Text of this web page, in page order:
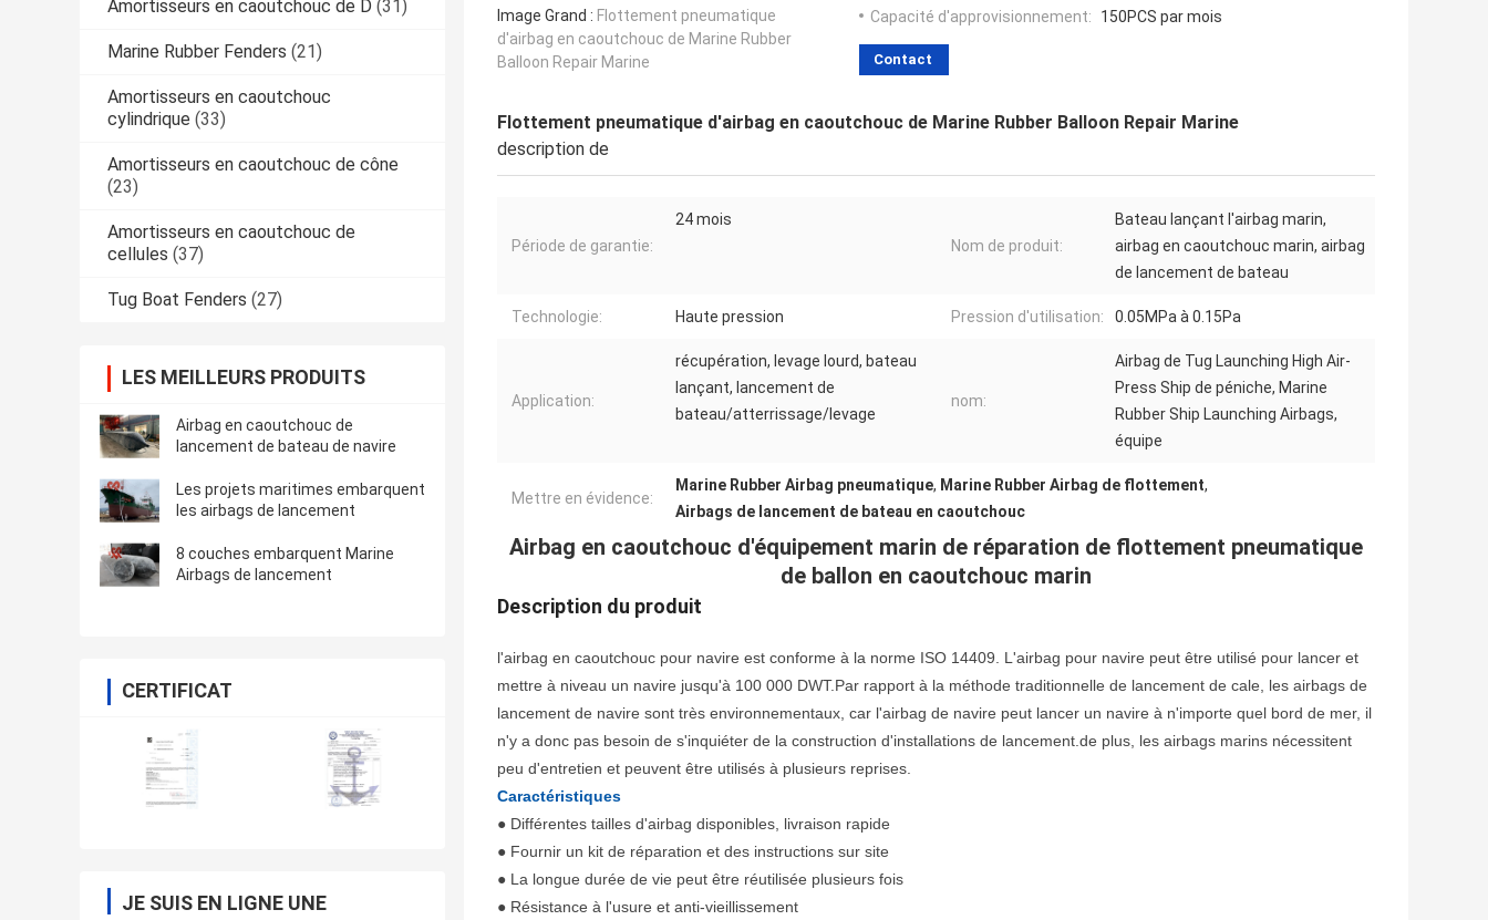
Amortisseurs en caoutchouc de D (31)
Marine Rubber Fenders (21)
Amortisseurs en caoutchouc
cylindrique (33)
Amortisseurs en caoutchouc de cône
(23)
Amortisseurs en caoutchouc de
cellules (37)
Tug Boat Fenders (27)
LES MEILLEURS PRODUITS
Airbag en caoutchouc de
lancement de bateau de navire
Les projets maritimes embarquent
les airbags de lancement
8 couches embarquent Marine
Airbags de lancement
CERTIFICAT
JE SUIS EN LIGNE UNE
Image Grand : Flottement pneumatique
d'airbag en caoutchouc de Marine Rubber
Balloon Repair Marine
Capacité d'approvisionnement:
150PCS par mois
Contact
Flottement pneumatique d'airbag en caoutchouc de Marine Rubber Balloon Repair Marine
description de
Période de garantie:
24 mois
Nom de produit:
Bateau lançant l'airbag marin,
airbag en caoutchouc marin, airbag
de lancement de bateau
Technologie: Haute pression Pression d'utilisation: 0.05MPa à 0.15Pa
Application:
récupération, levage lourd, bateau
lançant, lancement de
bateau/atterrissage/levage
nom:
Airbag de Tug Launching High Air-
Press Ship de péniche, Marine
Rubber Ship Launching Airbags,
équipe
Mettre en évidence:
Marine Rubber Airbag pneumatique, Marine Rubber Airbag de flottement,
Airbags de lancement de bateau en caoutchouc
Airbag en caoutchouc d'équipement marin de réparation de flottement pneumatique
de ballon en caoutchouc marin
Description du produit
l'airbag en caoutchouc pour navire est conforme à la norme ISO 14409. L'airbag pour navire peut être utilisé pour lancer et
mettre à niveau un navire jusqu'à 100 000 DWT.Par rapport à la méthode traditionnelle de lancement de cale, les airbags de
lancement de navire sont très environnementaux, car l'airbag de navire peut lancer un navire à n'importe quel bord de mer, il
n'y a donc pas besoin de s'inquiéter de la construction d'installations de lancement.de plus, les airbags marins nécessitent
peu d'entretien et peuvent être utilisés à plusieurs reprises.
Caractéristiques
● Différentes tailles d'airbag disponibles, livraison rapide
● Fournir un kit de réparation et des instructions sur site
● La longue durée de vie peut être réutilisée plusieurs fois
● Résistance à l'usure et anti-vieillissement